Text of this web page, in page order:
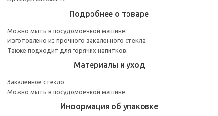
Подробнее о товаре
Можно мыть в посудомоечной машине.
Изготовлено из прочного закаленного стекла.
Также подходит для горячих напитков.
Материалы и уход
Закаленное стекло
Можно мыть в посудомоечной машине.
Информация об упаковке